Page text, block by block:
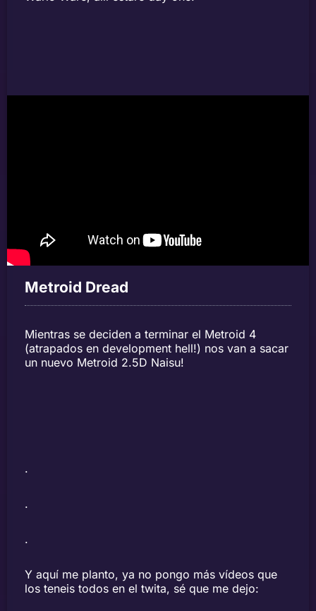
Metroid Dread
Mientras se deciden a terminar el Metroid 4
(atrapados en development hell!) nos van a sacar
un nuevo Metroid 2.5D Naisu!
.
.
.
Y aquí me planto, ya no pongo más vídeos que
los teneis todos en el twita, sé que me dejo: